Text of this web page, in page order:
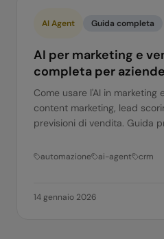
AI Agent Guida completa
AI per marketing e
completa per
Come usare l'AI in marketing
content marketing, lead
previsioni di vendita. Guida
automazione ai-agent crm
14 gennaio 2026